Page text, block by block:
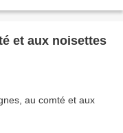
et aux noisettes